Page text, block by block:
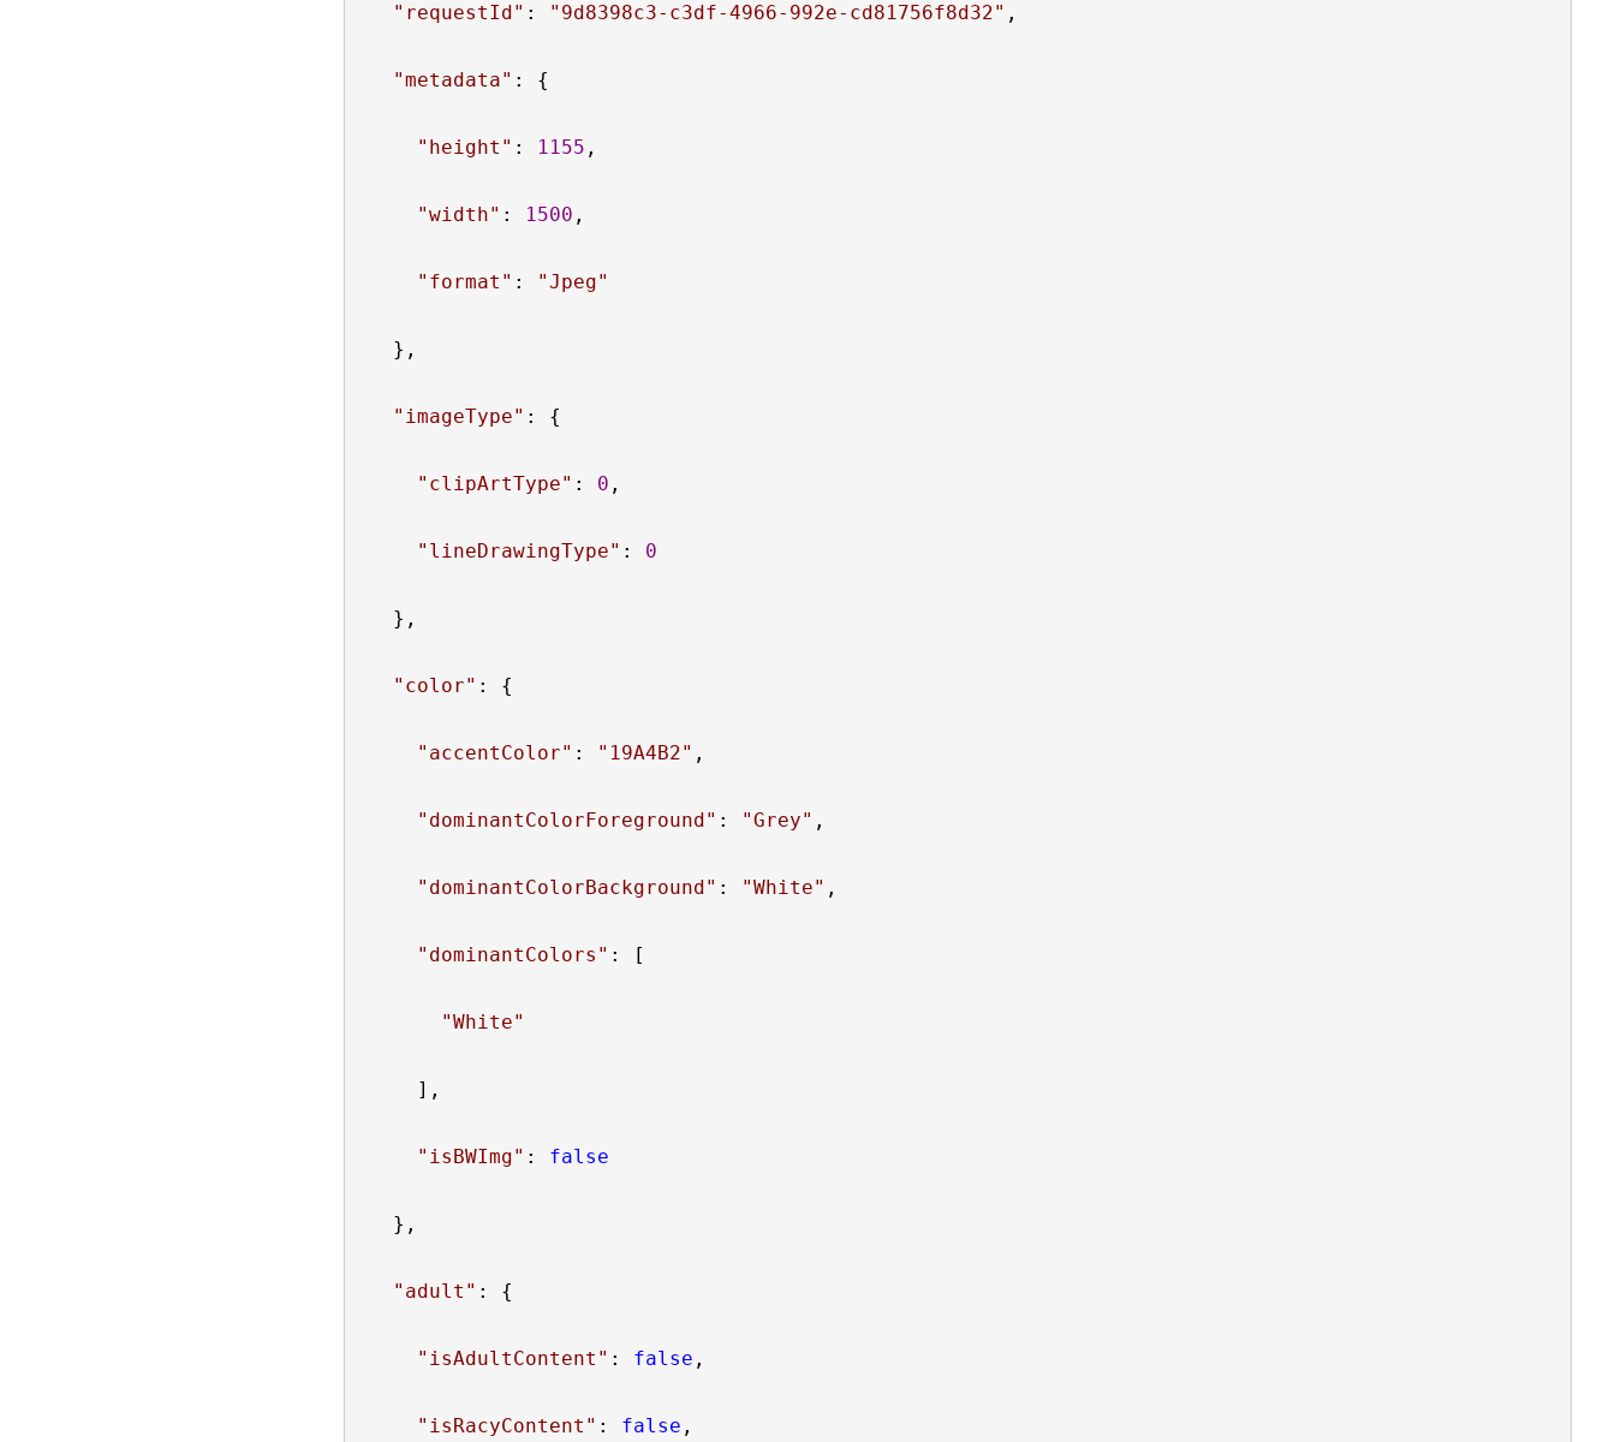
" requestId " : " 9d8398c3-c3df-4966-992e-cd81756f8d32" ,
"metadata" : {
" height " : 1155 ,
"width" : 1500 ,
" format " : "Jpeg"
  },
" imageType" : {
" clipArtType" : 0 ,
" lineDrawingType" : 0
  },
" color" : {
" accentColor" : " 19A4B2" ,
" dominantColorForeground " : "Grey" ,
" dominantColorBackground " : "White" ,
" dominantColors " : [
"White"
    ],
" isBWImg" : false
  },
" adult " : {
" isAdultContent " : false ,
" isRacyContent " : false ,